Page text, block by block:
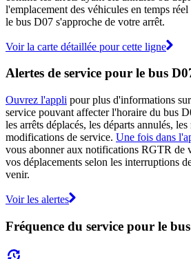
l'emplacement des véhicules en temps
le bus D07 s'approche de votre arrêt.
Voir la carte détaillée pour cette ligne
Alertes de service pour le bus
Ouvrez l'appli pour plus d'informations
service pouvant affecter l'horaire du bus
les arrêts déplacés, les départs annulés,
modifications de service. Une fois dans
vous abonner aux notifications RGTR de
vos déplacements selon les interruptions
venir.
Voir les alertes
Fréquence du service pour le